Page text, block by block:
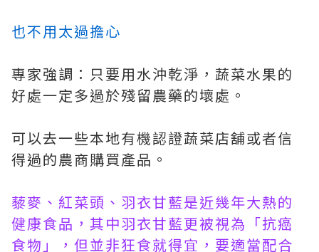
也不用太過擔心
專家強調：只要用水沖乾淨，蔬菜水果的
好處一定多過於殘留農藥的壞處。
可以去一些本地有機認證蔬菜店舖或者信
得過的農商購買產品。
藜麥、紅菜頭、羽衣甘藍是近幾年大熱的
健康食品，其中羽衣甘藍更被視為「抗癌
食物」，但並非狂食就得宜，要適當配合